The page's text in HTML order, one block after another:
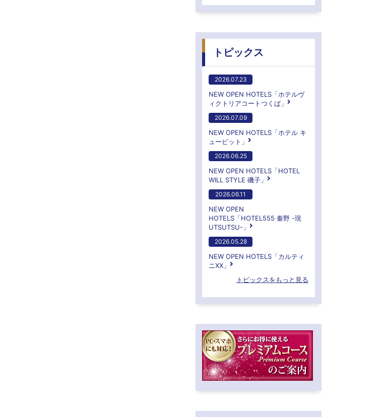
トピックス
2026.07.23
NEW OPEN HOTELS「ホテルヴ
ィクトリアコートつくば」
2026.07.09
NEW OPEN HOTELS「ホテル キ
ューピット」
2026.06.25
NEW OPEN HOTELS「HOTEL
WILL STYLE 磯子」
2026.06.11
NEW OPEN
HOTELS「HOTEL555 秦野 -現
UTSUTSU-」
2026.05.28
NEW OPEN HOTELS「カルティ
ニXX」
トピックスをもっと見る